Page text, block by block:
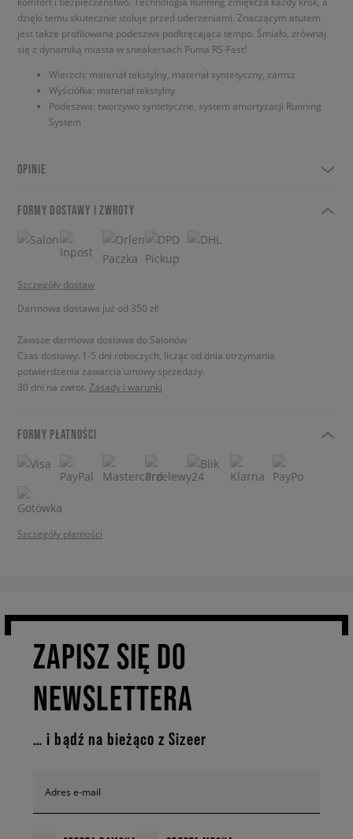
dzięki temu skutecznie izoluje przed uderzeniami. Znaczącym atutem
jest także profilowana podeszwa podkręcająca tempo. Śmiało, zrównaj
się z dynamiką miasta w sneakersach Puma RS-Fast!
Wierzch: materiał tekstylny, materiał syntetyczny, zamsz
Wyściółka: materiał tekstylny
Podeszwa: tworzywo syntetyczne, system amortyzacji Running
System
OPINIE
FORMY DOSTAWY I ZWROTY
Szczegóły dostaw
Darmowa dostawa już od 350 zł!
Zawsze darmowa dostawa do Salonów
Czas dostawy: 1-5 dni roboczych, licząc od dnia otrzymania
potwierdzenia zawarcia umowy sprzedaży.
30 dni na zwrot. Zasady i warunki
FORMY PŁATNOŚCI
Szczegóły płatności
ZAPISZ SIĘ DO
NEWSLETTERA
… i bądź na bieżąco z Sizeer
Adres e-mail